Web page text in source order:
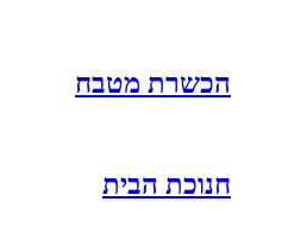
הכשרת מטבח
חנוכת הבית